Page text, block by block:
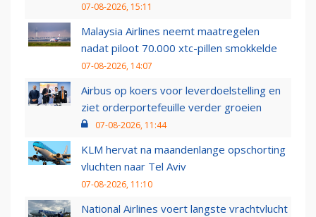
07-08-2026, 15:11
Malaysia Airlines neemt maatregelen
nadat piloot 70.000 xtc-pillen smokkelde
07-08-2026, 14:07
Airbus op koers voor leverdoelstelling en
ziet orderportefeuille verder groeien
07-08-2026, 11:44
KLM hervat na maandenlange opschorting
vluchten naar Tel Aviv
07-08-2026, 11:10
National Airlines voert langste vrachtvlucht